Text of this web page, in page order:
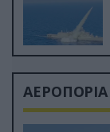
ΑΕΡΟΠΟΡΙΑ